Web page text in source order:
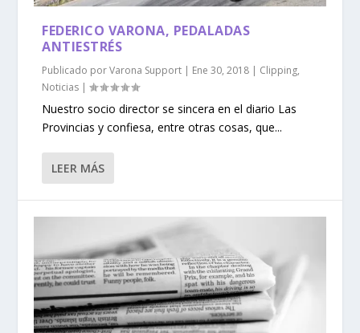
FEDERICO VARONA, PEDALADAS
ANTIESTRÉS
Publicado porVarona Support | Ene 30, 2018 | Clipping,
Noticias |
Nuestro socio director se sincera en el diario Las
Provincias y confiesa, entre otras cosas, que...
LEER MÁS